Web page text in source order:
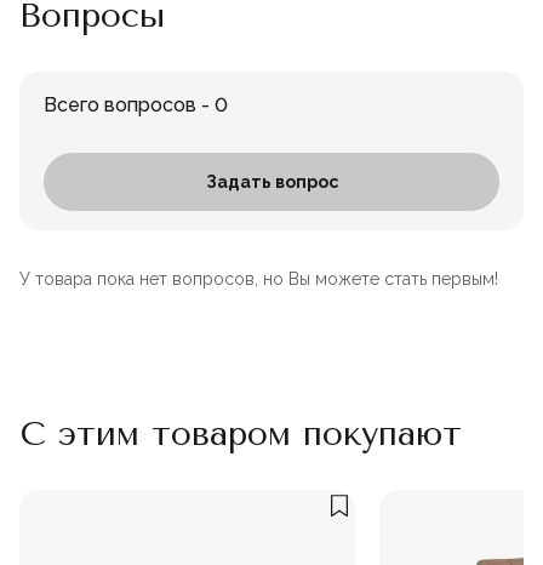
Вопросы
Всего вопросов - 0
Задать вопрос
У товара пока нет вопросов, но Вы можете стать первым!
С этим товаром покупают